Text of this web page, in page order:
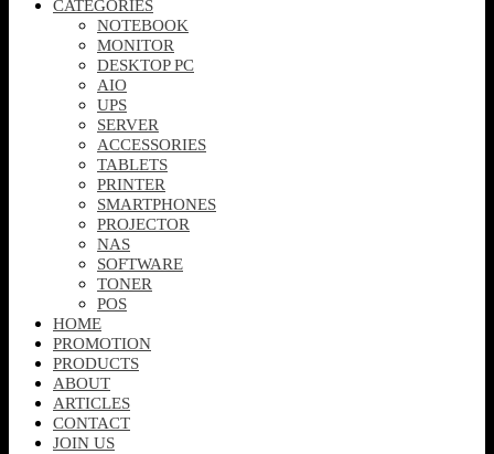
CATEGORIES
NOTEBOOK
MONITOR
DESKTOP PC
AIO
UPS
SERVER
ACCESSORIES
TABLETS
PRINTER
SMARTPHONES
PROJECTOR
NAS
SOFTWARE
TONER
POS
HOME
PROMOTION
PRODUCTS
ABOUT
ARTICLES
CONTACT
JOIN US